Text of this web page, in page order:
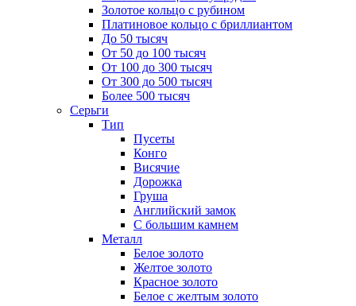
Золотое кольцо с рубином
Платиновое кольцо с бриллиантом
До 50 тысяч
От 50 до 100 тысяч
От 100 до 300 тысяч
От 300 до 500 тысяч
Более 500 тысяч
Серьги
Тип
Пусеты
Конго
Висячие
Дорожка
Груша
Английский замок
С большим камнем
Металл
Белое золото
Желтое золото
Красное золото
Белое с желтым золото